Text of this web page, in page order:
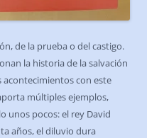
de la prueba o del castigo.
la historia de la salvación
con este
múltiples ejemplos,
unos pocos: el rey David
años, el diluvio dura